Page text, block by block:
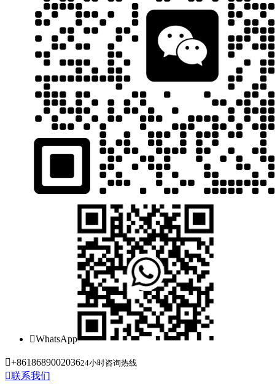
WhatsApp
+861868900203624小时咨询热线
联系我们